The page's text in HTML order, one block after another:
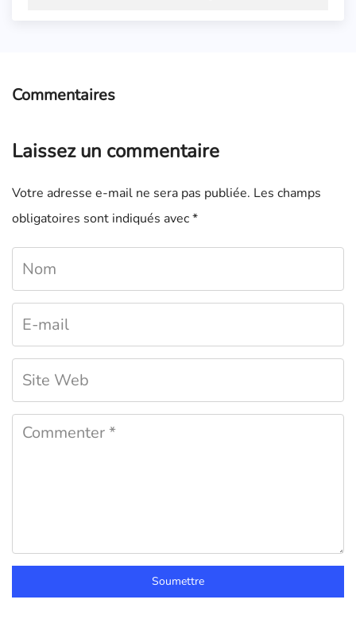
Commentaires
Laissez un commentaire
Votre adresse e-mail ne sera pas publiée. Les champs
obligatoires sont indiqués avec*
Soumettre